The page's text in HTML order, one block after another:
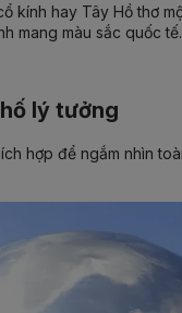
kính hay Tây Hồ thơ
mang màu sắc quốc tế.
lý tưởng
hợp để ngắm nhìn